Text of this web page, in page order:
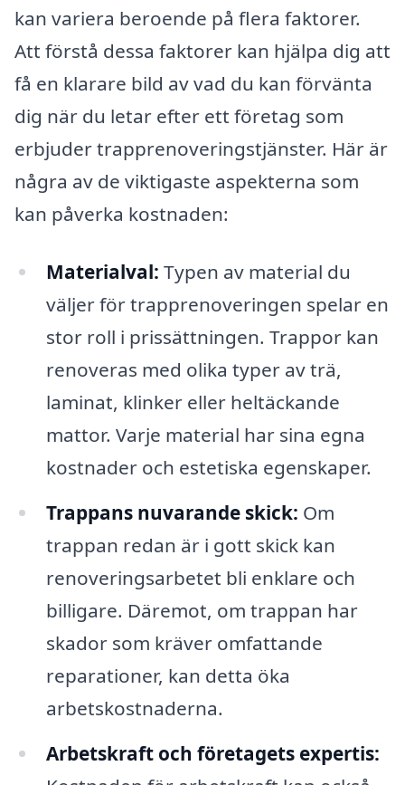
kan variera beroende på flera faktorer.
Att förstå dessa faktorer kan hjälpa dig att
få en klarare bild av vad du kan förvänta
dig när du letar efter ett företag som
erbjuder trapprenoveringstjänster. Här är
några av de viktigaste aspekterna som
kan påverka kostnaden:
Materialval: Typen av material du
väljer för trapprenoveringen spelar en
stor roll i prissättningen. Trappor kan
renoveras med olika typer av trä,
laminat, klinker eller heltäckande
mattor. Varje material har sina egna
kostnader och estetiska egenskaper.
Trappans nuvarande skick: Om
trappan redan är i gott skick kan
renoveringsarbetet bli enklare och
billigare. Däremot, om trappan har
skador som kräver omfattande
reparationer, kan detta öka
arbetskostnaderna.
Arbetskraft och företagets expertis: